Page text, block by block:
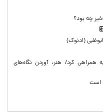
چه بود؟
(ادنوک)
همراهی کرد/ هنر، آوردن نگاه‌های
است